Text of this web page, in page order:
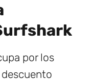
por los